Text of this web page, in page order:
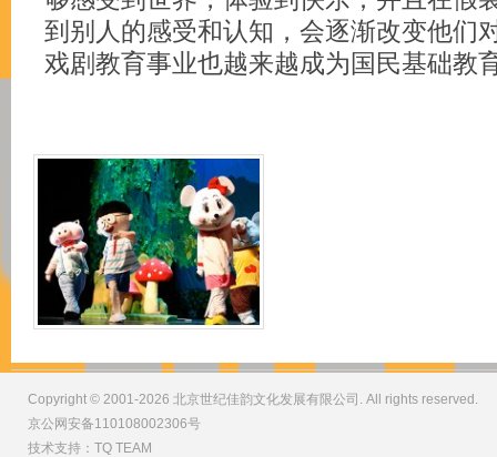
到别人的感受和认知，会逐渐改变他们
戏剧教育事业也越来越成为国民基础教
Copyright © 2001-2026 北京世纪佳韵文化发展有限公司. All rights reserved.
京公网安备110108002306号
技术支持： TQ TEAM